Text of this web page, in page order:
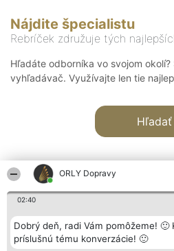
ORLY Dopravy
02:40
Dobrý deň, radi Vám pomôžeme! 🙂
príslušnú tému konverzácie! 🙂
Nájdite špecialistu
Rebríček združuje tých
Hľadáte odborníka vo svojom okolí?
vyhľadávač. Využívajte len tie
Hľadať
Organizátor hodnotenia
Bright Side Solutions sp. z o.
o. sp. k.
Laureáti
Lista